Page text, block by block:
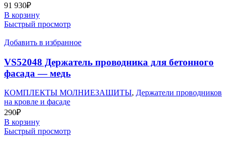
91 930₽
В корзину
Быстрый просмотр
Добавить в избранное
VS52048 Держатель проводника для бетонного
фасада — медь
КОМПЛЕКТЫ МОЛНИЕЗАЩИТЫ, Держатели проводников
на кровле и фасаде
290₽
В корзину
Быстрый просмотр